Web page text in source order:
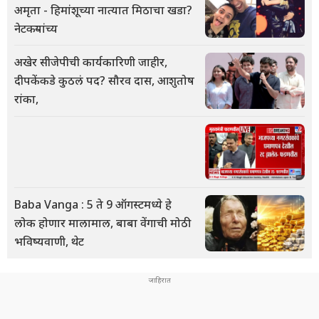
अमृता - हिमांशूच्या नात्यात मिठाचा खडा?
नेटकऱ्यांच्य
अखेर सीजेपीची कार्यकारिणी जाहीर,
दीपकेंकडे कुठलं पद? सौरव दास, आशुतोष
रांका,
Baba Vanga : 5 ते 9 ऑगस्टमध्ये हे
लोक होणार मालामाल, बाबा वेंगाची मोठी
भविष्यवाणी, थेट